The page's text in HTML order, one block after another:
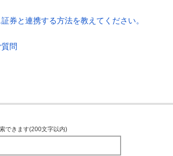
券と連携する方法を教えてください。
問
できます(200文字以内)